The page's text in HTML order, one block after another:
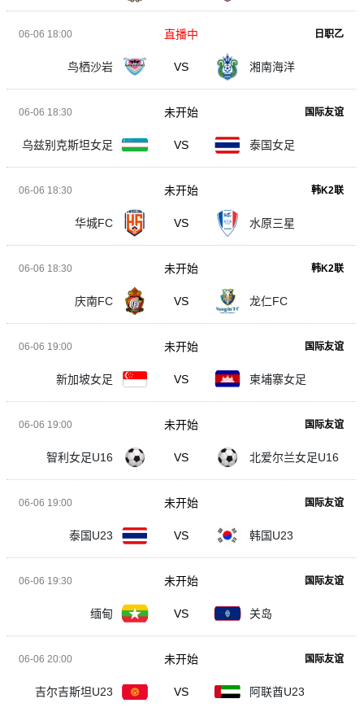
06-06 18:00 日职乙
鸟栖沙岩 VS 湘南海洋
直播中
06-06 18:30 国际友谊
乌兹别克斯坦女足 VS 泰国女足
未开始
06-06 18:30 韩K2联
华城FC VS 水原三星
未开始
06-06 18:30 韩K2联
庆南FC VS 龙仁FC
未开始
06-06 19:00 国际友谊
新加坡女足 VS 柬埔寨女足
未开始
06-06 19:00 国际友谊
智利女足U16 VS 北爱尔兰女足U16
未开始
06-06 19:00 国际友谊
泰国U23 VS 韩国U23
未开始
06-06 19:30 国际友谊
缅甸 VS 关岛
未开始
06-06 20:00 国际友谊
吉尔吉斯坦U23 VS 阿联酋U23
未开始